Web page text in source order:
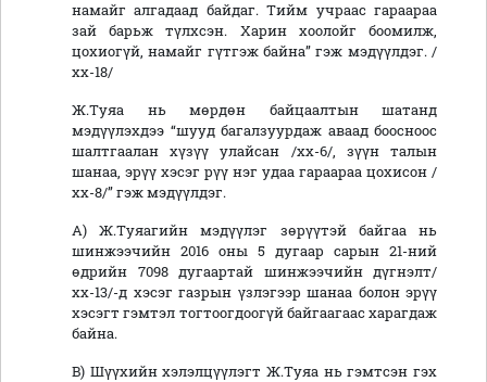
намайг алгадаад байдаг. Тийм учраас гараараа
зай барьж түлхсэн. Харин хоолойг боомилж,
цохиогүй, намайг гүтгэж байна” гэж мэдүүлдэг. /
хх-18/
Ж.Туяа нь мөрдөн байцаалтын шатанд
мэдүүлэхдээ “шууд багалзуурдаж аваад боосноос
шалтгаалан хүзүү улайсан /хх-6/, зүүн талын
шанаа, эрүү хэсэг рүү нэг удаа гараараа цохисон /
хх-8/” гэж мэдүүлдэг.
А) Ж.Туяагийн мэдүүлэг зөрүүтэй байгаа нь
шинжээчийн 2016 оны 5 дугаар сарын 21-ний
өдрийн 7098 дугаартай шинжээчийн дүгнэлт/
хх-13/-д хэсэг газрын үзлэгээр шанаа болон эрүү
хэсэгт гэмтэл тогтоогдоогүй байгаагаас харагдаж
байна.
B) Шүүхийн хэлэлцүүлэгт Ж.Туяа нь гэмтсэн гэх